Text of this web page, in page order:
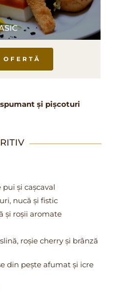
OFERTĂ
și pișcoturi
și cașcaval
nucă și fistic
și roșii aromate
roșie cherry și brânză
din pește afumat și icre